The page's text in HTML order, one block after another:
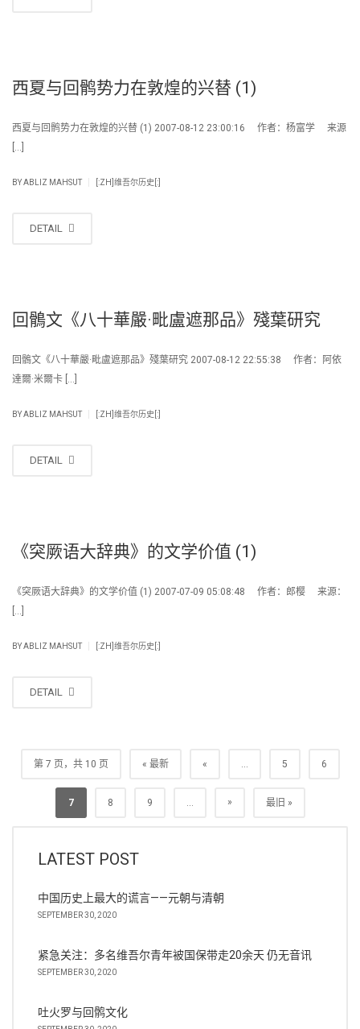
西夏与回鹘势力在敦煌的兴替 (1)
西夏与回鹘势力在敦煌的兴替 (1) 2007-08-12 23:00:16 作者：杨富学 来源
[…]
BYABLIZ MAHSUT [:ZH]维吾尔历史[:]
DETAIL
回鶻文《八十華嚴·毗盧遮那品》殘葉研究
回鶻文《八十華嚴·毗盧遮那品》殘葉研究 2007-08-12 22:55:38 作者：阿依
達爾·米爾卡 […]
BYABLIZ MAHSUT [:ZH]维吾尔历史[:]
DETAIL
《突厥语大辞典》的文学价值 (1)
《突厥语大辞典》的文学价值 (1) 2007-07-09 05:08:48 作者：郎樱 来源：
[…]
BYABLIZ MAHSUT [:ZH]维吾尔历史[:]
DETAIL
第 7 页，共 10 页 « 最新 « ... 5 6
7 8 9 ... » 最旧 »
LATEST POST
中国历史上最大的谎言——元朝与清朝
SEPTEMBER 30, 2020
紧急关注：多名维吾尔青年被国保带走20余天 仍无音讯
SEPTEMBER 30, 2020
吐火罗与回鹘文化